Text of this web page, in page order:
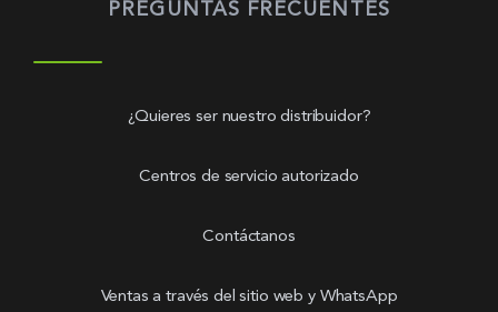
PREGUNTAS FRECUENTES
¿Quieres ser nuestro distribuidor?
Centros de servicio autorizado
Contáctanos
Ventas a través del sitio web y WhatsApp